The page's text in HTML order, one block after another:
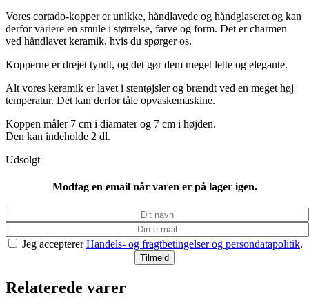
Vores cortado-kopper er unikke, håndlavede og håndglaseret og kan
derfor variere en smule i størrelse, farve og form. Det er charmen
ved håndlavet keramik, hvis du spørger os.
Kopperne er drejet tyndt, og det gør dem meget lette og elegante.
Alt vores keramik er lavet i stentøjsler og brændt ved en meget høj
temperatur. Det kan derfor tåle opvaskemaskine.
Koppen måler 7 cm i diamater og 7 cm i højden.
Den kan indeholde 2 dl.
Udsolgt
Modtag en email når varen er på lager igen.
Jeg acceptererHandels- og fragtbetingelser og persondatapolitik.
Relaterede varer